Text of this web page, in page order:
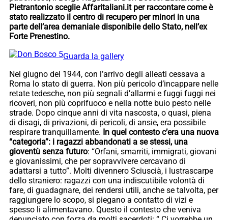
Pietrantonio sceglie Affaritaliani.it per raccontare come è
stato realizzato il centro di recupero per minori in una
parte dell’area demaniale disponibile dello Stato, nell’ex
Forte Prenestino.
Guarda la gallery
Nel giugno del 1944, con l’arrivo degli alleati cessava a
Roma lo stato di guerra. Non più pericolo d’incappare nelle
retate tedesche, non più segnali d’allarmi e fuggi fuggi nei
ricoveri, non più coprifuoco e nella notte buio pesto nelle
strade. Dopo cinque anni di vita nascosta, o quasi, piena
di disagi, di privazioni, di pericoli, di ansie, era possibile
respirare tranquillamente. In quel contesto c’era una nuova
“categoria”: i ragazzi abbandonati a se stessi, una
gioventù senza futuro: “Orfani, smarriti, immigrati, giovani
e giovanissimi, che per sopravvivere cercavano di
adattarsi a tutto”. Molti divennero Sciuscià, i lustrascarpe
dello straniero: ragazzi con una indiscutibile volontà di
fare, di guadagnare, dei rendersi utili, anche se talvolta, per
raggiungere lo scopo, si piegano a contatto di vizi e
spesso li alimentavano. Questo il contesto che veniva